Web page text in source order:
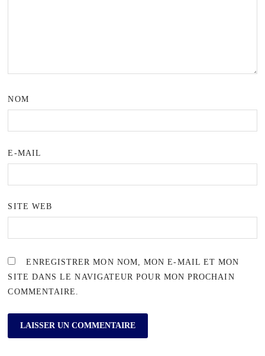
NOM
E-MAIL
SITE WEB
ENREGISTRER MON NOM, MON E-MAIL ET MON
SITE DANS LE NAVIGATEUR POUR MON PROCHAIN
COMMENTAIRE.